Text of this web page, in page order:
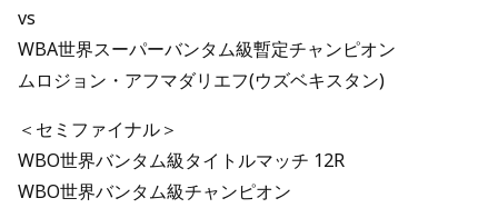
vs
WBA世界スーパーバンタム級暫定チャンピオン
ムロジョン・アフマダリエフ(ウズベキスタン)
＜セミファイナル＞
WBO世界バンタム級タイトルマッチ 12R
WBO世界バンタム級チャンピオン